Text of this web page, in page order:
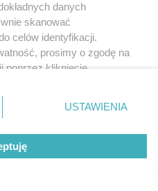
nie może być powielany i
w jakikolwiek sposób (w
na jakimkolwiek polu
z umieszczaniem w Internecie
Jakiekolwiek użycie lub
danych
skanować
celów identyfikacji.
prosimy o zgodę na
poprzez kliknięcie
ustawień prywatności
rogu strony
nie wymagają zgody
sprzeciwić się takiemu
miały zastosowanie tylko
USTAWIENIA